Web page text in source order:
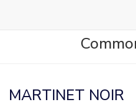
MARTINET NOIR